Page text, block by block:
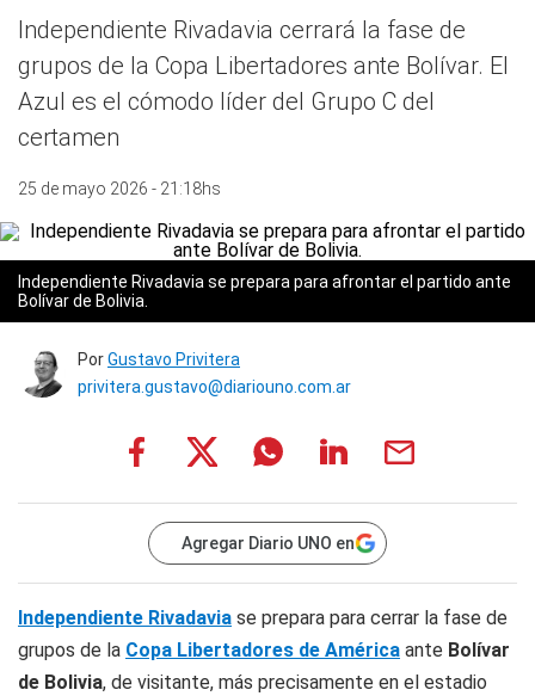
Independiente Rivadavia cerrará la fase de
grupos de la Copa Libertadores ante Bolívar. El
Azul es el cómodo líder del Grupo C del
certamen
25 de mayo 2026 - 21:18hs
Independiente Rivadavia se prepara para afrontar el partido ante
Bolívar de Bolivia.
PorGustavo Privitera
privitera.gustavo@diariouno.com.ar
Agregar Diario UNO en
Independiente Rivadavia se prepara para cerrar la fase de
grupos de la Copa Libertadores de América ante Bolívar
de Bolivia, de visitante, más precisamente en el estadio